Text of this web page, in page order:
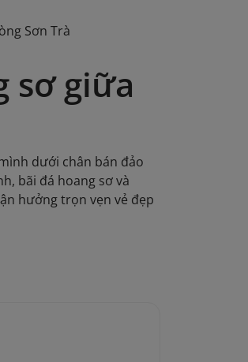
Sơn Trà
sơ giữa
dưới chân bán đảo
bãi đá hoang sơ và
hưởng trọn vẹn vẻ đẹp